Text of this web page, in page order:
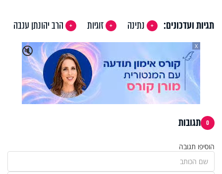
תגיות ועדכונים: נתינה זוגיות
הרב יהונתן ענבה
🔇
X
0 תגובות
הוסיפו תגובה